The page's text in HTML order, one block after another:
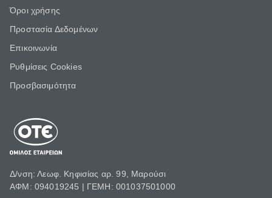
Όροι χρήσης
Προστασία Δεδομένων
Επικοινωνία
Ρυθμίσεις Cookies
Προσβασιμότητα
Δ/νση: Λεωφ. Κηφισίας αρ. 99, Μαρούσι
ΑΦΜ: 094019245 | ΓΕΜΗ: 001037501000